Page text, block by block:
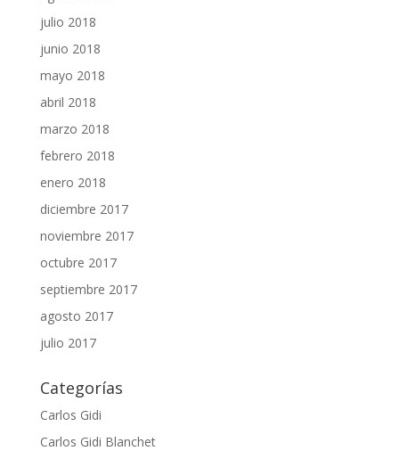
julio 2018
junio 2018
mayo 2018
abril 2018
marzo 2018
febrero 2018
enero 2018
diciembre 2017
noviembre 2017
octubre 2017
septiembre 2017
agosto 2017
julio 2017
Categorías
Carlos Gidi
Carlos Gidi Blanchet